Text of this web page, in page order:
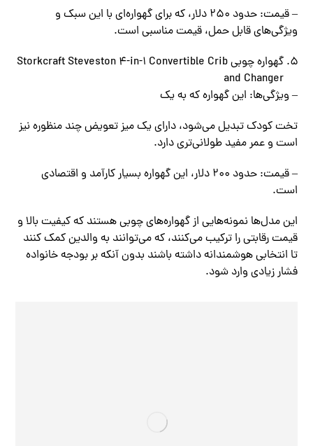
– قیمت: حدود 250 دلار، که برای گهواره‌ای با این سبک و
ویژگی‌های قابل حمل، قیمت مناسبی است.
گهواره چوبی Storkcraft Steveston 4-in-1 Convertible Crib
and Changer
– ویژگی‌ها: این گهواره که به یک
تخت کودک تبدیل می‌شود، دارای یک میز تعویض چند منظوره نیز
است و عمر مفید طولانی‌تری دارد.
– قیمت: حدود 200 دلار، این گهواره بسیار کارآمد و اقتصادی
است.
این مدل‌ها نمونه‌هایی از گهواره‌های چوبی هستند که کیفیت بالا و
قیمت رقابتی را ترکیب می‌کنند، که می‌توانند به والدین کمک کنند
تا انتخابی هوشمندانه داشته باشند بدون آنکه بر بودجه خانواده
فشار زیادی وارد شود.